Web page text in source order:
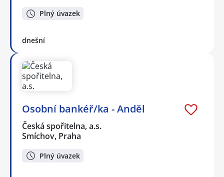
Plný úvazek
dnešní
Osobní bankéř/ka - Anděl
Česká spořitelna, a.s.
Smíchov, Praha
Plný úvazek